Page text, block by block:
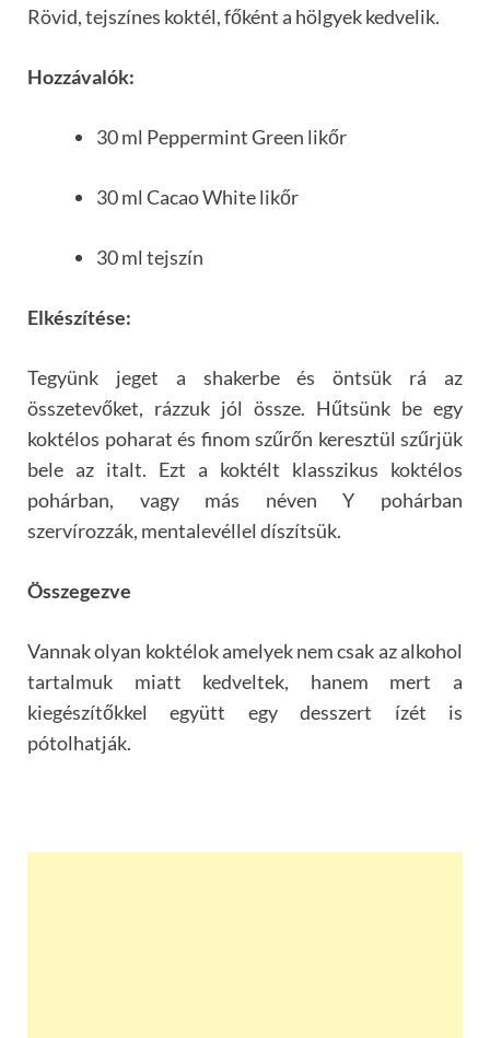
Rövid, tejszínes koktél, főként a hölgyek kedvelik.
Hozzávalók:
30 ml Peppermint Green likőr
30 ml Cacao White likőr
30 ml tejszín
Elkészítése:
Tegyünk jeget a shakerbe és öntsük rá az
összetevőket, rázzuk jól össze. Hűtsünk be egy
koktélos poharat és finom szűrőn keresztül szűrjük
bele az italt. Ezt a koktélt klasszikus koktélos
pohárban, vagy más néven Y pohárban
szervírozzák, mentalevéllel díszítsük.
Összegezve
Vannak olyan koktélok amelyek nem csak az alkohol
tartalmuk miatt kedveltek, hanem mert a
kiegészítőkkel együtt egy desszert ízét is
pótolhatják.